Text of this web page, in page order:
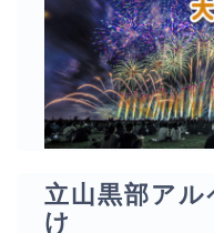
立山黒部ア
け